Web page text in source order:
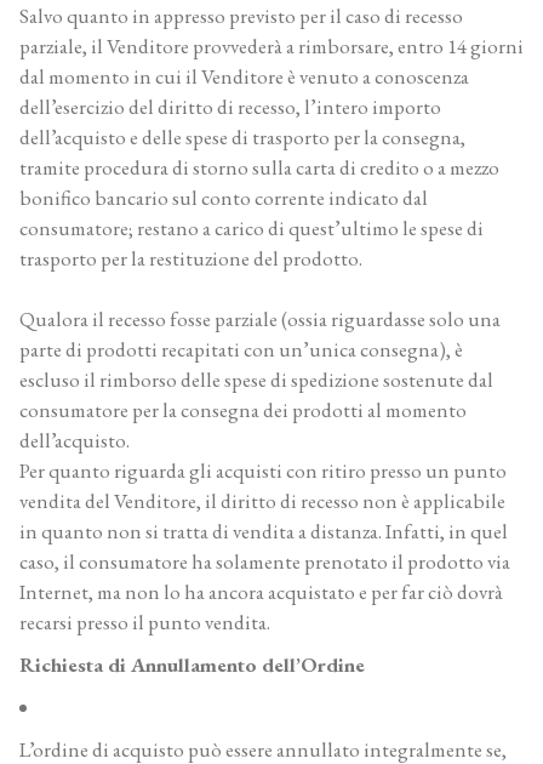
Salvo quanto in appresso previsto per il caso di recesso
parziale, il Venditore provvederà a rimborsare, entro 14 giorni
dal momento in cui il Venditore è venuto a conoscenza
dell’esercizio del diritto di recesso, l’intero importo
dell’acquisto e delle spese di trasporto per la consegna,
tramite procedura di storno sulla carta di credito o a mezzo
bonifico bancario sul conto corrente indicato dal
consumatore; restano a carico di quest’ultimo le spese di
trasporto per la restituzione del prodotto.
Qualora il recesso fosse parziale (ossia riguardasse solo una
parte di prodotti recapitati con un’unica consegna), è
escluso il rimborso delle spese di spedizione sostenute dal
consumatore per la consegna dei prodotti al momento
dell’acquisto.
Per quanto riguarda gli acquisti con ritiro presso un punto
vendita del Venditore, il diritto di recesso non è applicabile
in quanto non si tratta di vendita a distanza. Infatti, in quel
caso, il consumatore ha solamente prenotato il prodotto via
Internet, ma non lo ha ancora acquistato e per far ciò dovrà
recarsi presso il punto vendita.
Richiesta di Annullamento dell’Ordine
L’ordine di acquisto può essere annullato integralmente se,